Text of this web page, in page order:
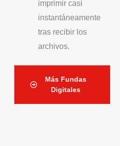
imprimir casi
instantáneamente
tras recibir los
archivos.
Más Fundas
Digitales